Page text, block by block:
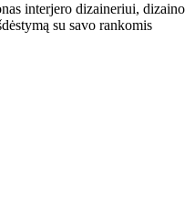
interjero dizaineriui, dizaino
su savo rankomis